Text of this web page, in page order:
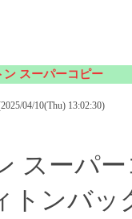
ン スーパーコピー
04/10(Thu) 13:02:30)
スーパ
トンバ